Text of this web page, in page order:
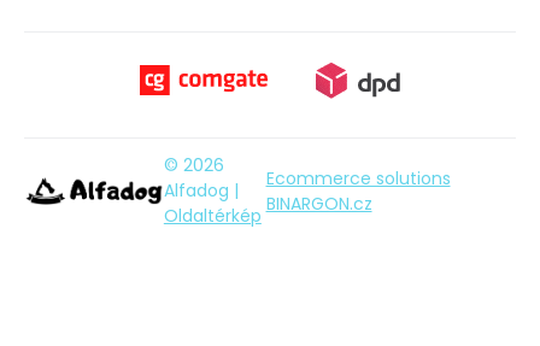
© 2026
Alfadog |
Oldaltérkép
Ecommerce solutions
BINARGON.cz